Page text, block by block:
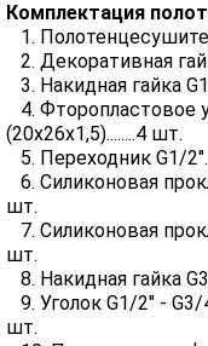
Комплектация
1.
2. Декоративная
3. Накидная гайка
4. Фторопластовое
(20х26х1,5)........4 шт.
5. Переходник G1/
6. Силиконовая
шт.
7. Силиконовая
шт.
8. Накидная гайка G3/
9. Уголок G1/2" - G3/
шт.